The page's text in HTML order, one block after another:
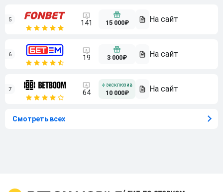
5 141 15 000₽
6 19 3 000₽
7 64 10 000₽
Смотреть всех